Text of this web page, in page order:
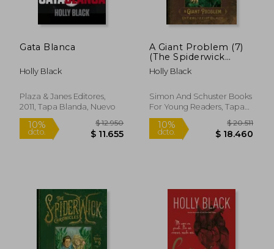
10% $ 39.400 21%
Gata Blanca
Holly Black
Plaza & Janes Editores,
2011, Tapa Blanda, Nuevo
A Giant Problem (7)
(The Spiderwick
Chronicles) (en
Inglés)
Holly Black
Simon And Schuster Books
For Young Readers, Tapa
Blanda, Nuevo